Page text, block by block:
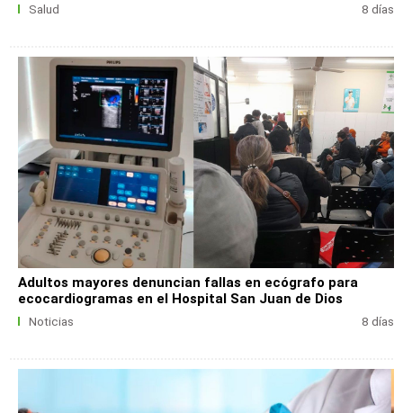
Salud 8 días
Adultos mayores denuncian fallas en ecógrafo para
ecocardiogramas en el Hospital San Juan de Dios
Noticias 8 días